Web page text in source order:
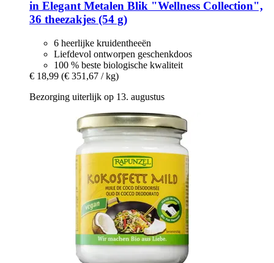
in Elegant Metalen Blik "Wellness Collection",
36 theezakjes (54 g)
6 heerlijke kruidentheeën
Liefdevol ontworpen geschenkdoos
100 % beste biologische kwaliteit
€ 18,99 (€ 351,67 / kg)
Bezorging uiterlijk op 13. augustus